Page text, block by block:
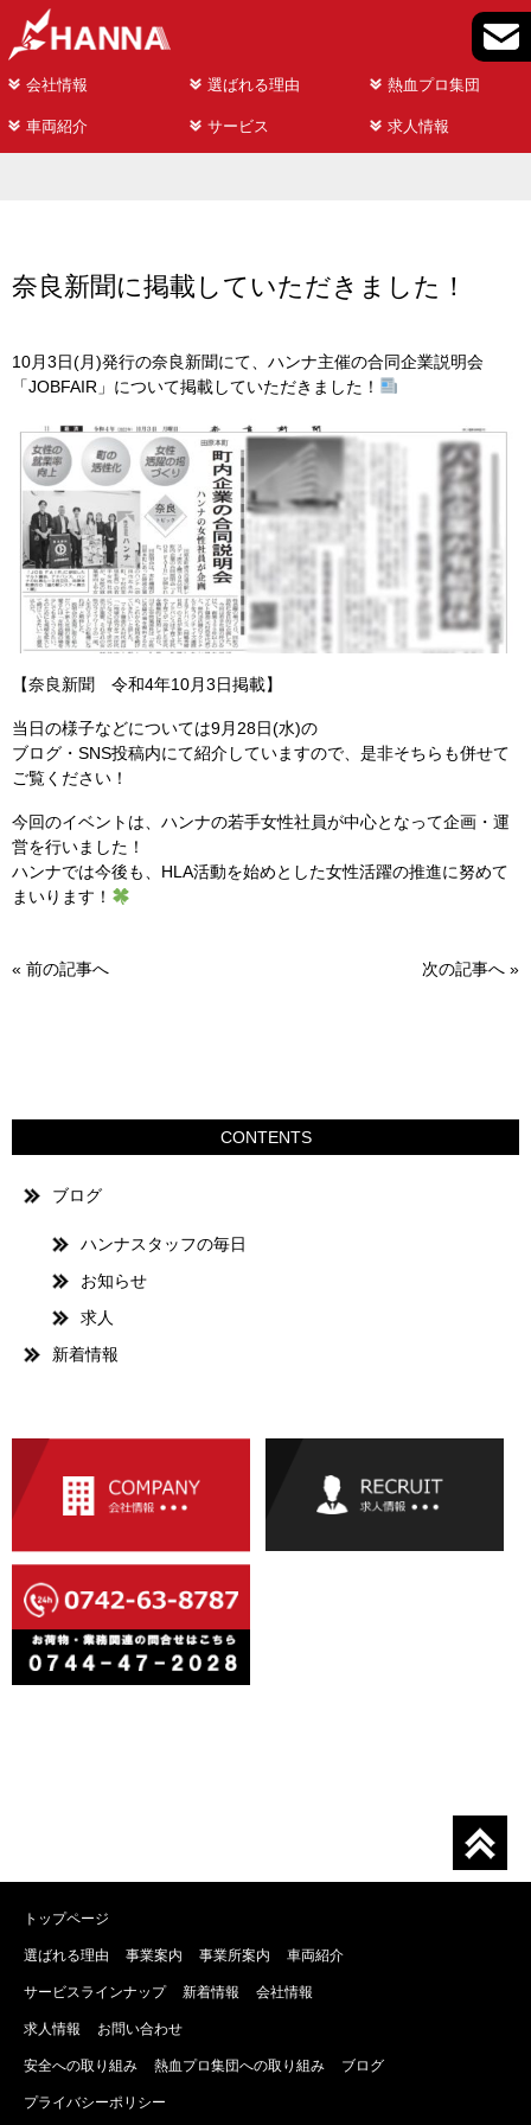
会社情報 選ばれる理由 熱血プロ集団
車両紹介 サービス 求人情報
奈良新聞に掲載していただきました！
10月3日(月)発行の奈良新聞にて、ハンナ主催の合同企業説明会
「JOBFAIR」について掲載していただきました！
【奈良新聞 令和4年10月3日掲載】
当日の様子などについては9月28日(水)の
ブログ・SNS投稿内にて紹介していますので、是非そちらも併せて
ご覧ください！
今回のイベントは、ハンナの若手女性社員が中心となって企画・運
営を行いました！
ハンナでは今後も、HLA活動を始めとした女性活躍の推進に努めて
まいります！
« 前の記事へ 次の記事へ »
CONTENTS
ブログ
ハンナスタッフの毎日
お知らせ
求人
新着情報
トップページ
選ばれる理由 事業案内 事業所案内 車両紹介
サービスラインナップ 新着情報 会社情報
求人情報 お問い合わせ
安全への取り組み 熱血プロ集団への取り組み ブログ
プライバシーポリシー